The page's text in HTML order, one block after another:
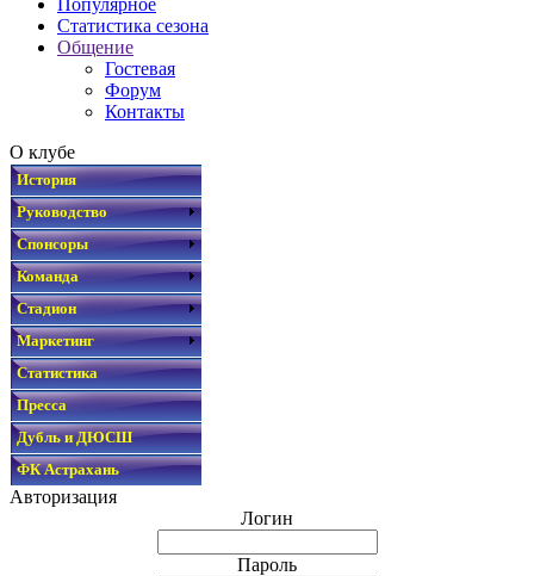
Популярное
Статистика сезона
Общение
Гостевая
Форум
Контакты
О клубе
История
Руководство
Спонсоры
Команда
Стадион
Маркетинг
Статистика
Пресса
Дубль и ДЮСШ
ФК Астрахань
Авторизация
Логин
Пароль